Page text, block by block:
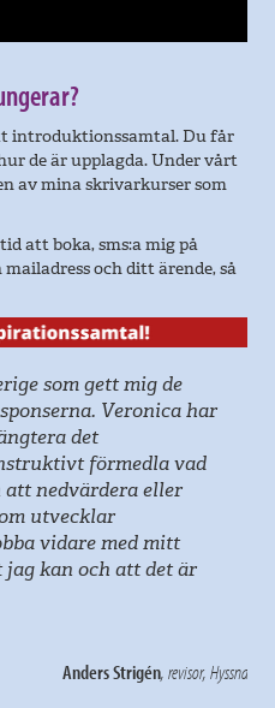
introduktionssamtal. Du får
de är upplagda. Under vårt
av mina skrivarkurser som
att boka, sms:a mig på
mailadress och ditt ärende, så
som gett mig de
Veronica har
det
förmedla vad
nedvärdera eller
utvecklar
vidare med mitt
kan och att det är
Anders Strigén, revisor, Hyssna